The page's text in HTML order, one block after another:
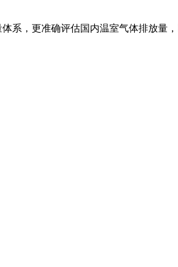
系，更准确评估国内温室气体排放量